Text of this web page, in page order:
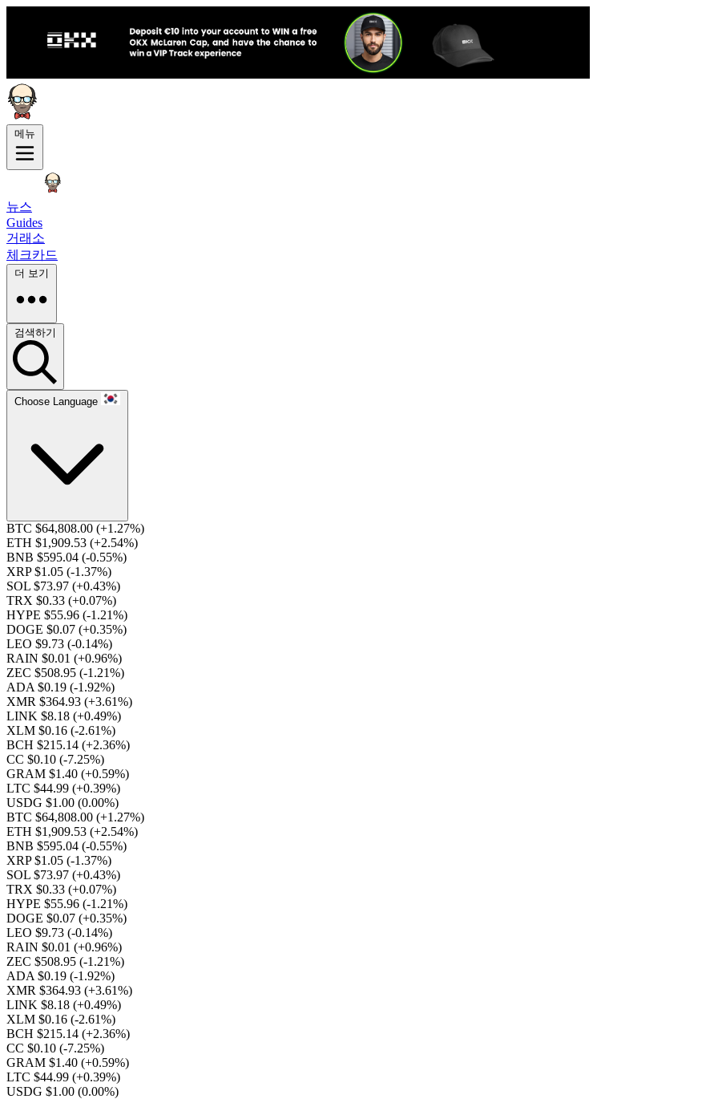
메뉴
뉴스
Guides
거래소
체크카드
더 보기
검색하기
Choose Language
BTC $64,808.00 (+1.27%)
ETH $1,909.53 (+2.54%)
BNB $595.04 (-0.55%)
XRP $1.05 (-1.37%)
SOL $73.97 (+0.43%)
TRX $0.33 (+0.07%)
HYPE $55.96 (-1.21%)
DOGE $0.07 (+0.35%)
LEO $9.73 (-0.14%)
RAIN $0.01 (+0.96%)
ZEC $508.95 (-1.21%)
ADA $0.19 (-1.92%)
XMR $364.93 (+3.61%)
LINK $8.18 (+0.49%)
XLM $0.16 (-2.61%)
BCH $215.14 (+2.36%)
CC $0.10 (-7.25%)
GRAM $1.40 (+0.59%)
LTC $44.99 (+0.39%)
USDG $1.00 (0.00%)
BTC $64,808.00 (+1.27%)
ETH $1,909.53 (+2.54%)
BNB $595.04 (-0.55%)
XRP $1.05 (-1.37%)
SOL $73.97 (+0.43%)
TRX $0.33 (+0.07%)
HYPE $55.96 (-1.21%)
DOGE $0.07 (+0.35%)
LEO $9.73 (-0.14%)
RAIN $0.01 (+0.96%)
ZEC $508.95 (-1.21%)
ADA $0.19 (-1.92%)
XMR $364.93 (+3.61%)
LINK $8.18 (+0.49%)
XLM $0.16 (-2.61%)
BCH $215.14 (+2.36%)
CC $0.10 (-7.25%)
GRAM $1.40 (+0.59%)
LTC $44.99 (+0.39%)
USDG $1.00 (0.00%)